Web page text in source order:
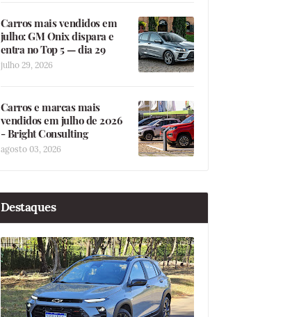
Carros mais vendidos em
julho: GM Onix dispara e
entra no Top 5 — dia 29
julho 29, 2026
Carros e marcas mais
vendidos em julho de 2026
- Bright Consulting
agosto 03, 2026
Destaques